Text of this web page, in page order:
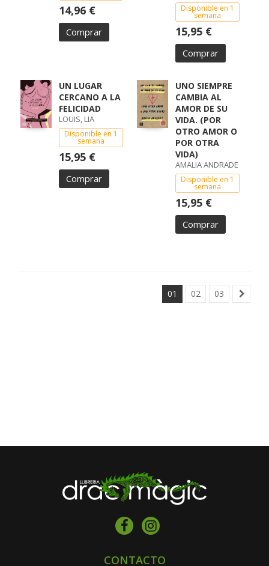
14,96 €
Comprar
Disponible en 1
semana
15,95 €
Comprar
UN LUGAR
CERCANO A LA
FELICIDAD
LOUIS, LIA
Disponible en 1
semana
15,95 €
Comprar
UNO SIEMPRE
CAMBIA AL
AMOR DE SU
VIDA. (POR
OTRO AMOR O
POR OTRA
VIDA)
AMALIA ANDRADE
Disponible en 1
semana
15,95 €
Comprar
01 02 03
CONTACTO